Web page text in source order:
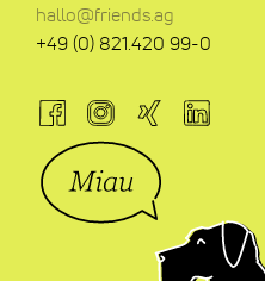
hallo@friends.ag
+49 (0) 821.420 99-0